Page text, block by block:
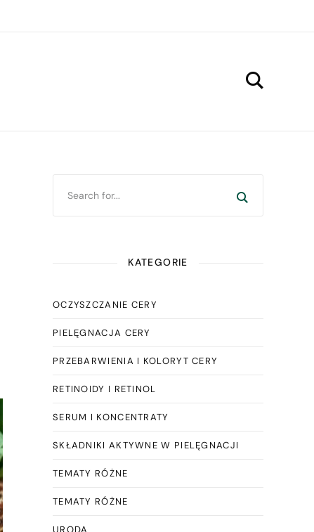
KATEGORIE
OCZYSZCZANIE CERY
PIELĘGNACJA CERY
PRZEBARWIENIA I KOLORYT CERY
RETINOIDY I RETINOL
SERUM I KONCENTRATY
SKŁADNIKI AKTYWNE W PIELĘGNACJI
TEMATY RÓŻNE
TEMATY RÓŻNE
URODA